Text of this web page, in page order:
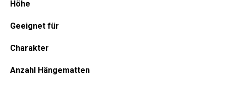
Höhe
Geeignet für
Charakter
Anzahl Hängematten